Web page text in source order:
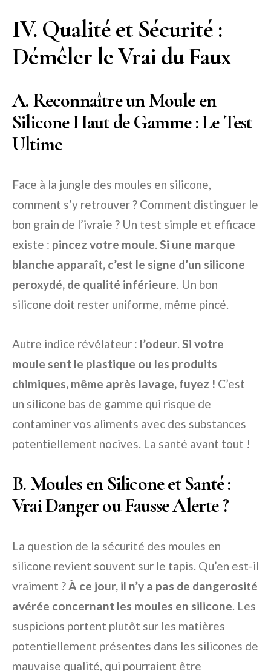
IV. Qualité et Sécurité :
Démêler le Vrai du Faux
A. Reconnaître un Moule en
Silicone Haut de Gamme : Le Test
Ultime
Face à la jungle des moules en silicone,
comment s’y retrouver ? Comment distinguer le
bon grain de l’ivraie ? Un test simple et efficace
existe : pincez votre moule Si une marque
blanche apparaît, c’est le signe d’un silicone
peroxydé, de qualité inférieure . Un bon
silicone doit rester uniforme, même pincé.
Autre indice révélateur : l’odeur Si votre
moule sent le plastique ou les produits
chimiques, même après lavage, fuyez ! C’est
un silicone bas de gamme qui risque de
contaminer vos aliments avec des substances
potentiellement nocives. La santé avant tout !
B. Moules en Silicone et Santé :
Vrai Danger ou Fausse Alerte ?
La question de la sécurité des moules en
silicone revient souvent sur le tapis. Qu’en est-il
vraiment ? À ce jour, il n’y a pas de dangerosité
avérée concernant les moules en silicone . Les
suspicions portent plutôt sur les matières
potentiellement présentes dans les silicones de
mauvaise qualité, qui pourraient être